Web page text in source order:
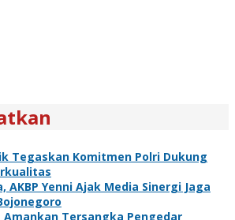
Tegaskan Komitmen Polri Dukung
AKBP Yenni Ajak Media Sinergi Jaga
Amankan Tersangka Pengedar